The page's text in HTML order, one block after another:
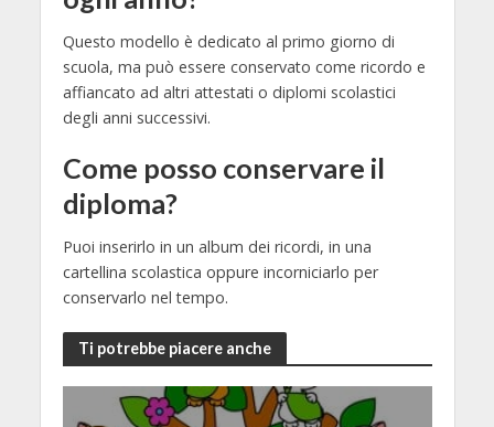
Questo modello è dedicato al primo giorno di
scuola, ma può essere conservato come ricordo e
affiancato ad altri attestati o diplomi scolastici
degli anni successivi.
Come posso conservare il
diploma?
Puoi inserirlo in un album dei ricordi, in una
cartellina scolastica oppure incorniciarlo per
conservarlo nel tempo.
Ti potrebbe piacere anche